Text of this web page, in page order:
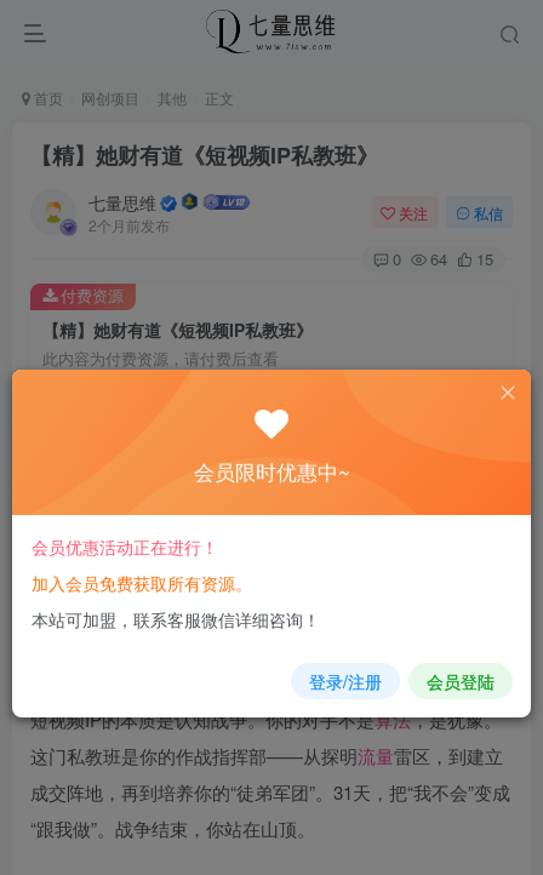
首页 网创项目 其他 正文
【精】她财有道《短视频IP私教班》
七量思维
2个月前发布
关注 私信
0 64 15
【精】她财有道《短视频IP私教班》
此内容为付费资源，请付费后查看
8.8
您当前未登录！建议登陆后购买，可保存购买订单
付费资源
短视频IP的本质是认知战争。你的对手不是算法，是犹豫。
这门私教班是你的作战指挥部——从探明流量雷区，到建立
成交阵地，再到培养你的“徒弟军团”。31天，把“我不会”变成
“跟我做”。战争结束，你站在山顶。
会员限时优惠中~
会员优惠活动正在进行！
加入会员免费获取所有资源。
本站可加盟，联系客服微信详细咨询！
登录/注册 会员登陆